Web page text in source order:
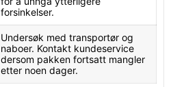
forsinkelser.
Undersøk med transportør og
naboer. Kontakt kundeservice
dersom pakken fortsatt mangler
etter noen dager.